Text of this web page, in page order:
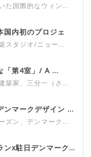
た国際的なウィン...
国内初のプロジェ
スタジオ/ニョー...
「第4室」/ A ...
築家、三分一（さ...
ンマークデザイン ...
ズン、デンマーク...
ンx駐日デンマーク...